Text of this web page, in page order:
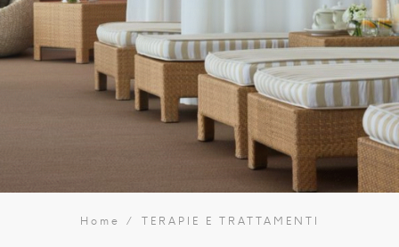
Home TERAPIE E TRATTAMENTI